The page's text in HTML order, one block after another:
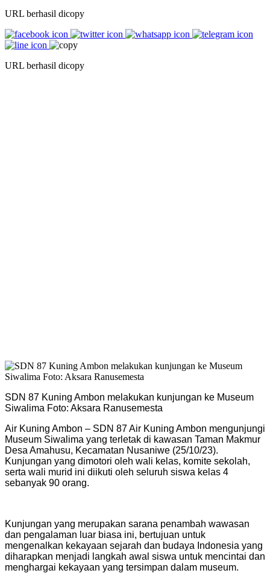
URL berhasil dicopy
URL berhasil dicopy
SDN 87 Kuning Ambon melakukan kunjungan ke Museum
Siwalima Foto: Aksara Ranusemesta
Air Kuning Ambon – SDN 87 Air Kuning Ambon mengunjungi
Museum Siwalima yang terletak di kawasan Taman Makmur
Desa Amahusu, Kecamatan Nusaniwe (25/10/23).
Kunjungan yang dimotori oleh wali kelas, komite sekolah,
serta wali murid ini diikuti oleh seluruh siswa kelas 4
sebanyak 90 orang.
Kunjungan yang merupakan sarana penambah wawasan
dan pengalaman luar biasa ini, bertujuan untuk
mengenalkan kekayaan sejarah dan budaya Indonesia yang
diharapkan menjadi langkah awal siswa untuk mencintai dan
menghargai kekayaan yang tersimpan dalam museum.